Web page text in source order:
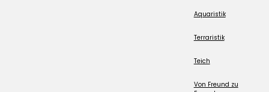
Aquaristik
Terraristik
Teich
Von Freund zu